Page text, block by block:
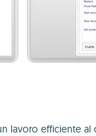
efficiente al